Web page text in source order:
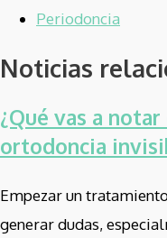
Periodoncia
Noticias
¿Qué vas a
ortodoncia
Empezar un
generar dudas,